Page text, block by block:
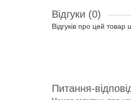
Відгуки (0)
Відгуків про цей товар
Питання-